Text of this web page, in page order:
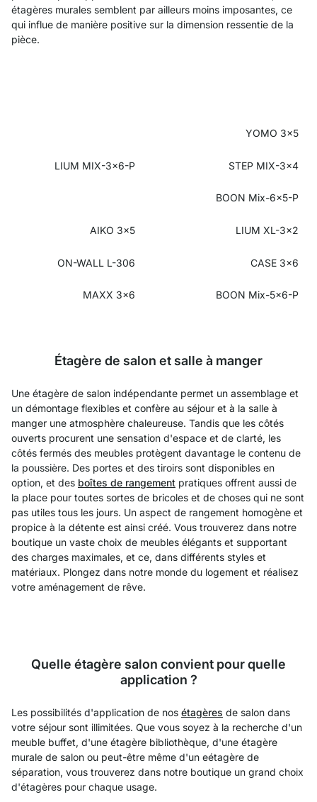
étagères murales semblent par ailleurs moins imposantes, ce
qui influe de manière positive sur la dimension ressentie de la
pièce.
YOMO 3x5
LIUM MIX-3x6-P STEP MIX-3x4
BOON Mix-6x5-P
AIKO 3x5 LIUM XL-3x2
ON-WALL L-306 CASE 3x6
MAXX 3x6 BOON Mix-5x6-P
Étagère de salon et salle à manger
Une étagère de salon indépendante permet un assemblage et
un démontage flexibles et confère au séjour et à la salle à
manger une atmosphère chaleureuse. Tandis que les côtés
ouverts procurent une sensation d'espace et de clarté, les
côtés fermés des meubles protègent davantage le contenu de
la poussière. Des portes et des tiroirs sont disponibles en
option, et des boîtes de rangement pratiques offrent aussi de
la place pour toutes sortes de bricoles et de choses qui ne sont
pas utiles tous les jours. Un aspect de rangement homogène et
propice à la détente est ainsi créé. Vous trouverez dans notre
boutique un vaste choix de meubles élégants et supportant
des charges maximales, et ce, dans différents styles et
matériaux. Plongez dans notre monde du logement et réalisez
votre aménagement de rêve.
Quelle étagère salon convient pour quelle
application ?
Les possibilités d'application de nos étagères de salon dans
votre séjour sont illimitées. Que vous soyez à la recherche d'un
meuble buffet, d'une étagère bibliothèque, d'une étagère
murale de salon ou peut-être même d'un eétagère de
séparation, vous trouverez dans notre boutique un grand choix
d'étagères pour chaque usage.